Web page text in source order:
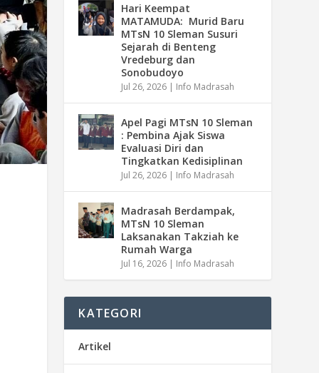
Hari Keempat
MATAMUDA: Murid Baru
MTsN 10 Sleman Susuri
Sejarah di Benteng
Vredeburg dan
Sonobudoyo
Jul 26, 2026 | Info Madrasah
Apel Pagi MTsN 10 Sleman
: Pembina Ajak Siswa
Evaluasi Diri dan
Tingkatkan Kedisiplinan
Jul 26, 2026 | Info Madrasah
Madrasah Berdampak,
MTsN 10 Sleman
Laksanakan Takziah ke
Rumah Warga
Jul 16, 2026 | Info Madrasah
KATEGORI
Artikel